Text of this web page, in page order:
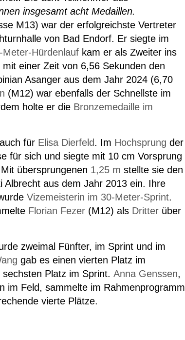
insgesamt acht Medaillen.
M13) war der erfolgreichste Vertreter
von Bad Endorf. Er siegte im
Meter-Hürdenlauf kam er als Zweiter ins
einer Zeit von 6,56 Sekunden den
Asanger aus dem Jahr 2024 (6,70
(M12) war ebenfalls der Schnellste im
holte er die Bronzemedaille im
für Elisa Dierfeld. Im Hochsprung der
für sich und siegte mit 10 cm Vorsprung
übersprungenen 1,25 m stellte sie den
Albrecht aus dem Jahr 2013 ein. Ihre
Vizemeisterin im 30-Meter-Sprint.
Florian Fezer (M12) als Dritter über
zweimal Fünfter, im Sprint und im
gab es einen vierten Platz im
Platz im Sprint. Anna Genssen,
im Feld, sammelte im Rahmenprogramm
vierte Plätze.